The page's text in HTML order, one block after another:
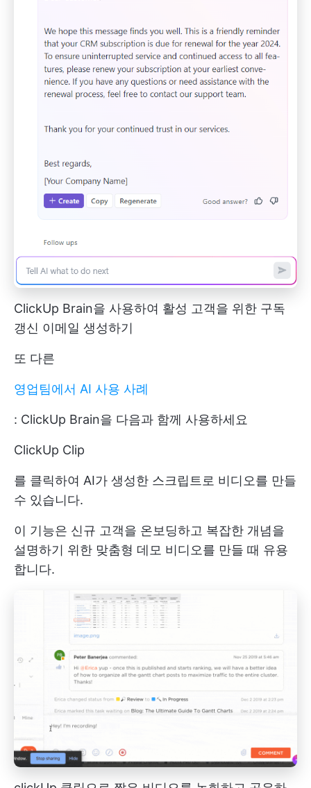
ClickUp Brain을 사용하여 활성 고객을 위한 구독
갱신 이메일 생성하기
또 다른
영업팀에서 AI 사용 사례
: ClickUp Brain을 다음과 함께 사용하세요
ClickUp Clip
를 클릭하여 AI가 생성한 스크립트로 비디오를 만들
수 있습니다.
이 기능은 신규 고객을 온보딩하고 복잡한 개념을
설명하기 위한 맞춤형 데모 비디오를 만들 때 유용
합니다.